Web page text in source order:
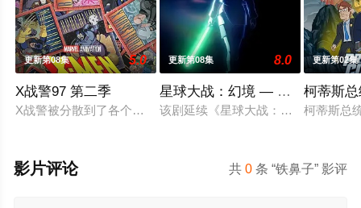
更新第08集 5.0
X战警97 第二季
X战警被分散到了各个时间线，从过去，到未来，而他们将在
更新第08集 8.0
星球大战：幻境 — 第九个绝地
该剧延续《星球大战：幻境》的世界
更新第02集
柯蒂斯
柯蒂斯总
共0 条 “铁鼻子” 影评
影片评论